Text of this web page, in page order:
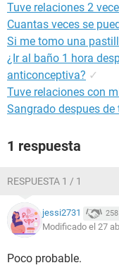
Tuve relaciones 2
Cuantas veces se
Si me tomo una
¿Ir al baño 1 hora
anticonceptiva? ✓
Tuve relaciones con
Sangrado despues de
1 respuesta
RESPUESTA 1 / 1
jessi2731 258
Modificado el 27
Poco probable.